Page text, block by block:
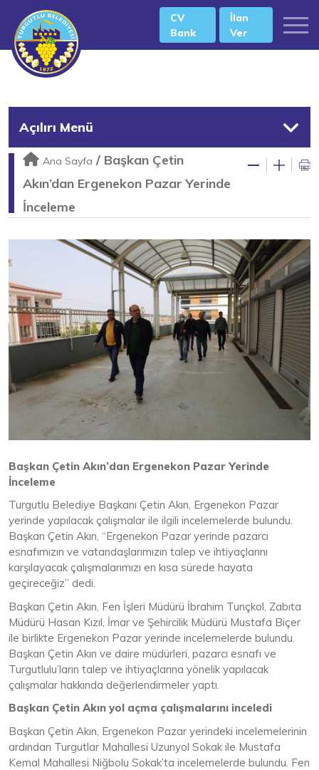
CV
Bank
İlan
Ver
Açılırı Menü
Ana Sayfa / Başkan Çetin
Akın’dan Ergenekon Pazar Yerinde
İnceleme
Başkan Çetin Akın’dan Ergenekon Pazar Yerinde
İnceleme
Turgutlu Belediye Başkanı Çetin Akın, Ergenekon Pazar
yerinde yapılacak çalışmalar ile ilgili incelemelerde bulundu.
Başkan Çetin Akın, “Ergenekon Pazar yerinde pazarcı
esnafımızın ve vatandaşlarımızın talep ve ihtiyaçlarını
karşılayacak çalışmalarımızı en kısa sürede hayata
geçireceğiz” dedi.
Başkan Çetin Akın, Fen İşleri Müdürü İbrahim Tunçkol, Zabıta
Müdürü Hasan Kızıl, İmar ve Şehircilik Müdürü Mustafa Biçer
ile birlikte Ergenekon Pazar yerinde incelemelerde bulundu.
Başkan Çetin Akın ve daire müdürleri, pazarcı esnafı ve
Turgutlulu’ların talep ve ihtiyaçlarına yönelik yapılacak
çalışmalar hakkında değerlendirmeler yaptı.
Başkan Çetin Akın yol açma çalışmalarını inceledi
Başkan Çetin Akın, Ergenekon Pazar yerindeki incelemelerinin
ardından Turgutlar Mahallesi Uzunyol Sokak ile Mustafa
Kemal Mahallesi Niğbolu Sokak’ta incelemelerde bulundu. Fen